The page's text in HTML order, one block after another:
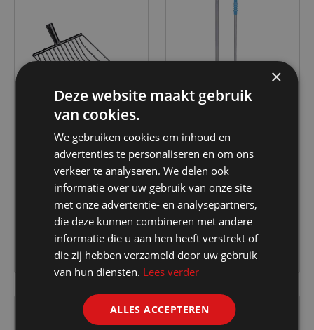
KERBL
Aardappel-draadvork
m. steelklem
€ 65.20
KERBL
Mistboy
Koningsblauw 75cm
compleet
€ 24.25
×
Deze website maakt gebruik
van cookies.
We gebruiken cookies om inhoud en
advertenties te personaliseren en om ons
verkeer te analyseren. We delen ook
informatie over uw gebruik van onze site
met onze advertentie- en analysepartners,
die deze kunnen combineren met andere
informatie die u aan hen heeft verstrekt of
die zij hebben verzameld door uw gebruik
van hun diensten. Lees verder
ALLES ACCEPTEREN